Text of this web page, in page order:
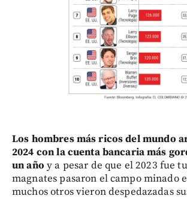
Los hombres más ricos del mundo
2024 con la cuenta bancaria más
un año y a pesar de que el 2023 fue
magnates pasaron el campo minado
muchos otros vieron despedazadas